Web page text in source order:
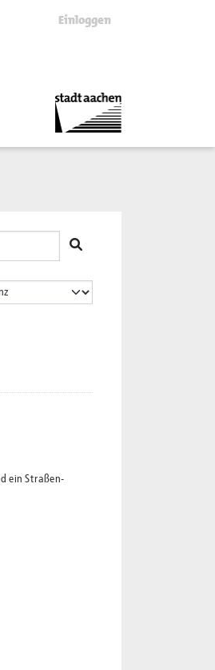
Einloggen
ein Straßen-